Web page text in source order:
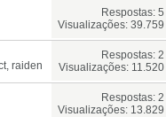
Respostas: 5
Visualizações: 39.759
Respostas: 2
Visualizações: 11.520
Respostas: 2
Visualizações: 13.829